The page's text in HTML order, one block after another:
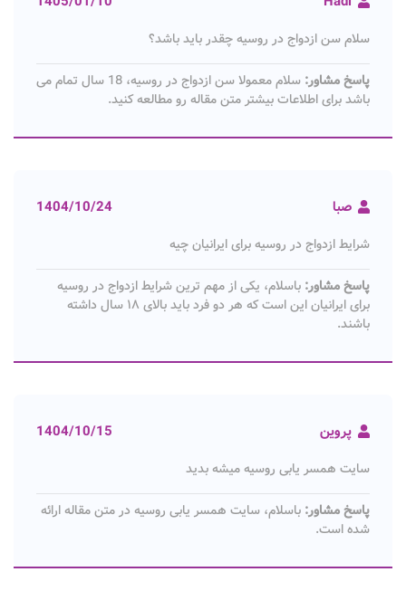
سلام سن ازدواج در روسیه چقدر باید باشد؟
پاسخ مشاور:
سلام معمولا سن ازدواج در روسیه، 18 سال تمام می
باشد برای اطلاعات بیشتر متن مقاله رو مطالعه کنید.
صبا 1404/10/24
شرایط ازدواج در روسیه برای ایرانیان چیه
پاسخ مشاور: باسلام، یکی از مهم ترین شرایط ازدواج در روسیه
برای ایرانیان این است که هر دو فرد باید بالای ۱۸ سال داشته
باشند.
پروین 1404/10/15
سایت همسر یابی روسیه میشه بدید
پاسخ مشاور: باسلام، سایت همسر یابی روسیه در متن مقاله ارائه
شده است.